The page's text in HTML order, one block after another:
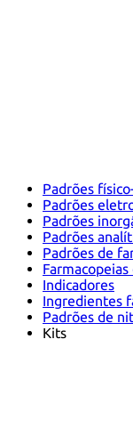
Padrões
Padrões
Padrões
Padrões
Padrões de
Indicadores
Ingredientes
Padrões de
Kits